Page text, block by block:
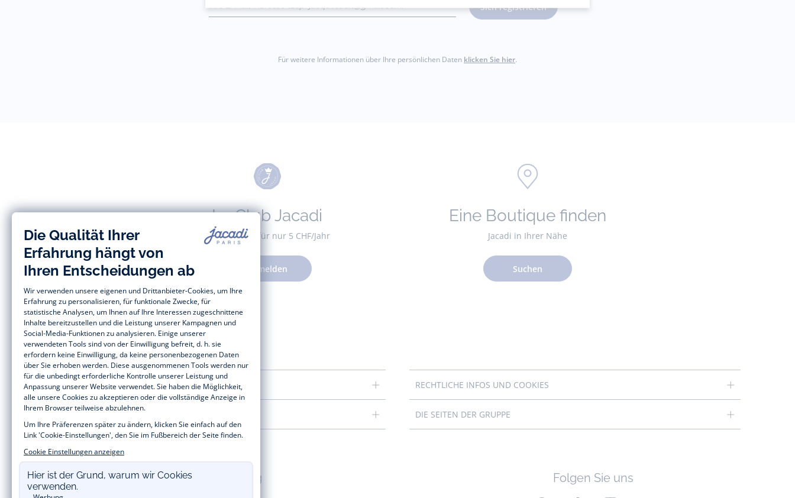
(Bsp:
jacquesadit@gmail.com)
Sich registrieren
Für weitere Informationen über Ihre persönlichen Daten klicken Sie hier.
Le Club Jacadi
Tolle Vorteile für nur 5 CHF/Jahr
Anmelden
Eine Boutique finden
Jacadi in Ihrer Nähe
Suchen
HILFE UND SERVICES RECHTLICHE INFOS UND COOKIES
DIE SEITEN DER GRUPPE
100% sichere Zahlung Folgen Sie uns